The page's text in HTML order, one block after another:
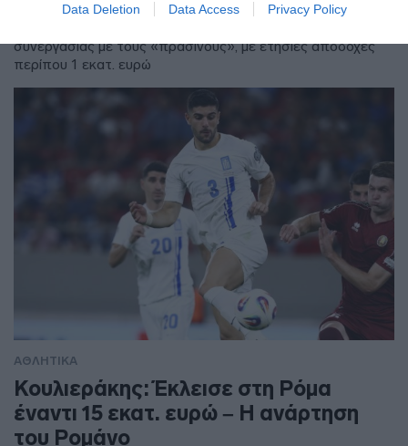
Data Deletion Data Access Privacy Policy
συνεργασίας με τους «πράσινους», με ετήσιες αποδοχές
περίπου 1 εκατ. ευρώ
ΑΘΛΗΤΙΚΑ
Κουλιεράκης: Έκλεισε στη Ρόμα
έναντι 15 εκατ. ευρώ – Η ανάρτηση
του Ρομάνο